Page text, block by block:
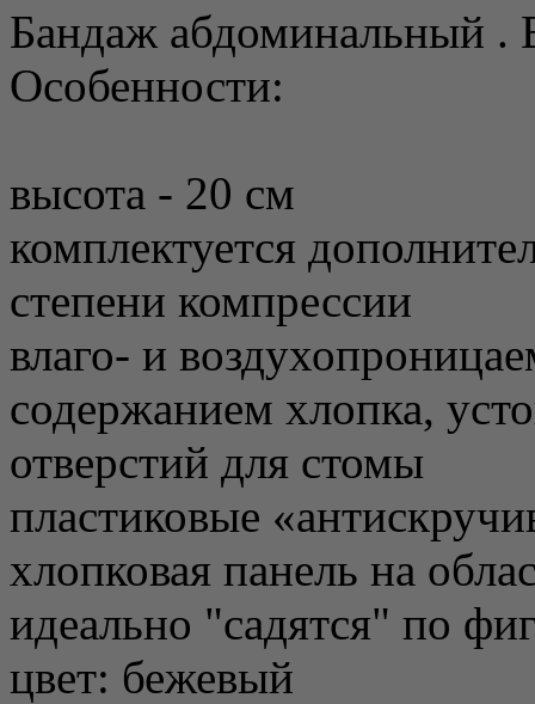
Бандаж абдоминальный
Особенности:
высота - 20 см
комплектуется
степени компрессии
влаго- и
содержанием хлопка,
отверстий для стомы
пластиковые
хлопковая панель на
идеально "садятся" по
цвет: бежевый